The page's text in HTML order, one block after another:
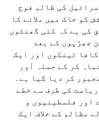
کی ظالم فوج
کو خاک میں ملانے کا
کی ہے کہ کئی گھنٹوں
جھڑپوں کے بعد
ٹینکوں اور ایک
کر کے حملہ آور
کر دیا گیا ہے۔
کی طرف سے خطے
اور فلسطینیوں و
مظالم کے خلاف ایک